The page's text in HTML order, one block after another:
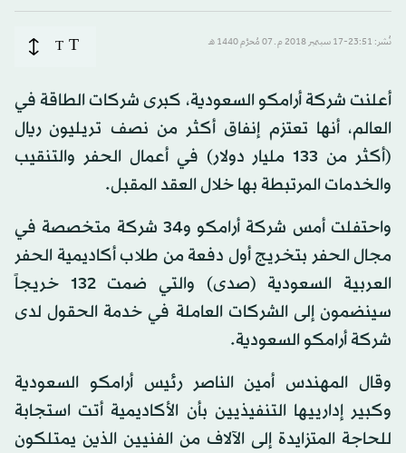
نُشر: 23:51-17 سبتمبر 2018 م ـ 07 مُحرَّم 1440 هـ T
T
أعلنت شركة أرامكو السعودية، كبرى شركات الطاقة في
العالم، أنها تعتزم إنفاق أكثر من نصف تريليون ريال
(أكثر من 133 مليار دولار) في أعمال الحفر والتنقيب
والخدمات المرتبطة بها خلال العقد المقبل.
واحتفلت أمس شركة أرامكو و34 شركة متخصصة في
مجال الحفر بتخريج أول دفعة من طلاب أكاديمية الحفر
العربية السعودية (صدى) والتي ضمت 132 خريجاً
سينضمون إلى الشركات العاملة في خدمة الحقول لدى
شركة أرامكو السعودية.
وقال المهندس أمين الناصر رئيس أرامكو السعودية
وكبير إدارييها التنفيذيين بأن الأكاديمية أتت استجابة
للحاجة المتزايدة إلى الآلاف من الفنيين الذين يمتلكون